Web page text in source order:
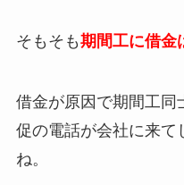
そもそも期間工に借金
借金が原因で期間工同
促の電話が会社に来て
ね。